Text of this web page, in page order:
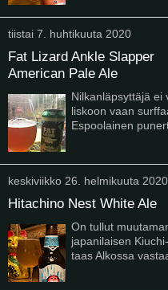
tiistai 7. huhtikuuta 2020
Fat Lizard Ankle Slapper
American Pale Ale
Nilkanläpsyttäjä ei
liskoon vaan
Espoolainen
keskiviikko 26. helmikuuta 2020
Hitachino Nest White Ale
On tullut
japanilaisen
taas Alkossa